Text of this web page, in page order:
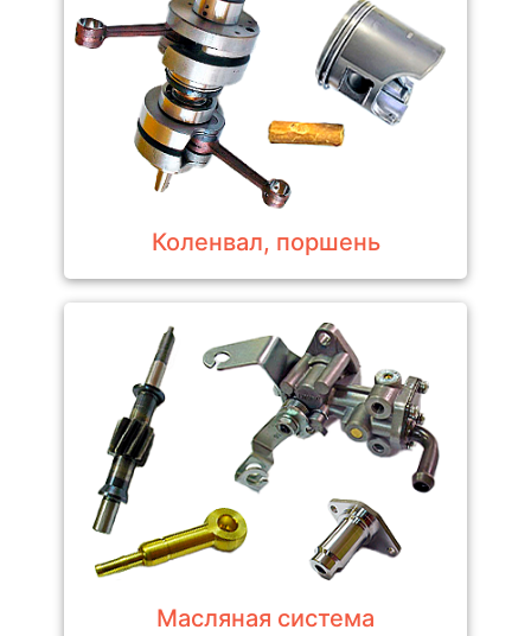
Коленвал, поршень
Масляная система